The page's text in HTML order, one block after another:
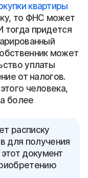
квартиры
то ФНС может
тогда придется
может
уплаты
от налогов.
человека,
более
расписку
для получения
документ